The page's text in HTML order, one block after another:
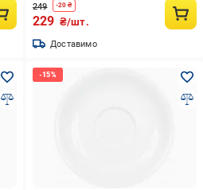
249 -20 ₴
229 ₴/шт.
Доставимо